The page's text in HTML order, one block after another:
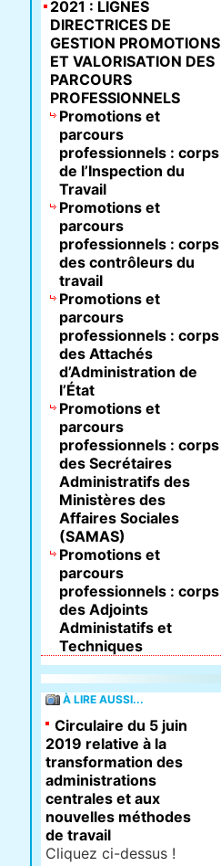
2021 : LIGNES
DIRECTRICES DE
GESTION PROMOTIONS
ET VALORISATION DES
PARCOURS
PROFESSIONNELS
Promotions et
parcours
professionnels : corps
de l’Inspection du
Travail
Promotions et
parcours
professionnels : corps
des contrôleurs du
travail
Promotions et
parcours
professionnels : corps
des Attachés
d’Administration de
l’État
Promotions et
parcours
professionnels : corps
des Secrétaires
Administratifs des
Ministères des
Affaires Sociales
(SAMAS)
Promotions et
parcours
professionnels : corps
des Adjoints
Administatifs et
Techniques
À LIRE AUSSI...
Circulaire du 5 juin
2019 relative à la
transformation des
administrations
centrales et aux
nouvelles méthodes
de travail
Cliquez ci-dessus !